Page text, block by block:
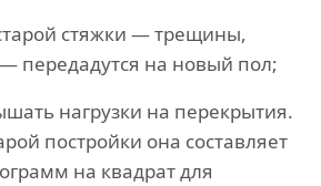
стяжки — трещины,
передадутся на новый пол;
нагрузки на перекрытия.
постройки она составляет
на квадрат для